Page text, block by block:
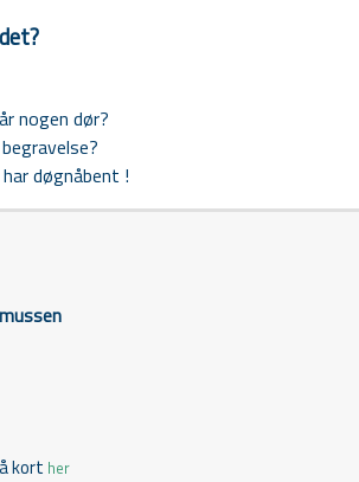
nogen dør?
døgnåbent !
kort her